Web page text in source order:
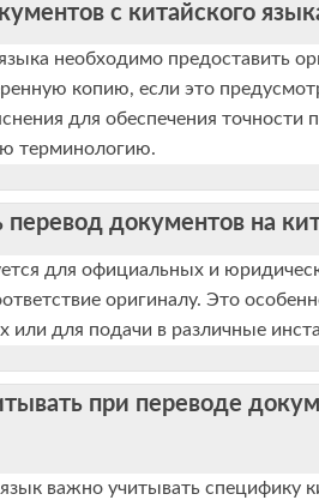
с китайского
необходимо предоставить
копию, если это
для обеспечения точности
терминологию.
перевод документов на
для официальных и
оригиналу. Это
для подачи в различные
при переводе
важно учитывать специфику